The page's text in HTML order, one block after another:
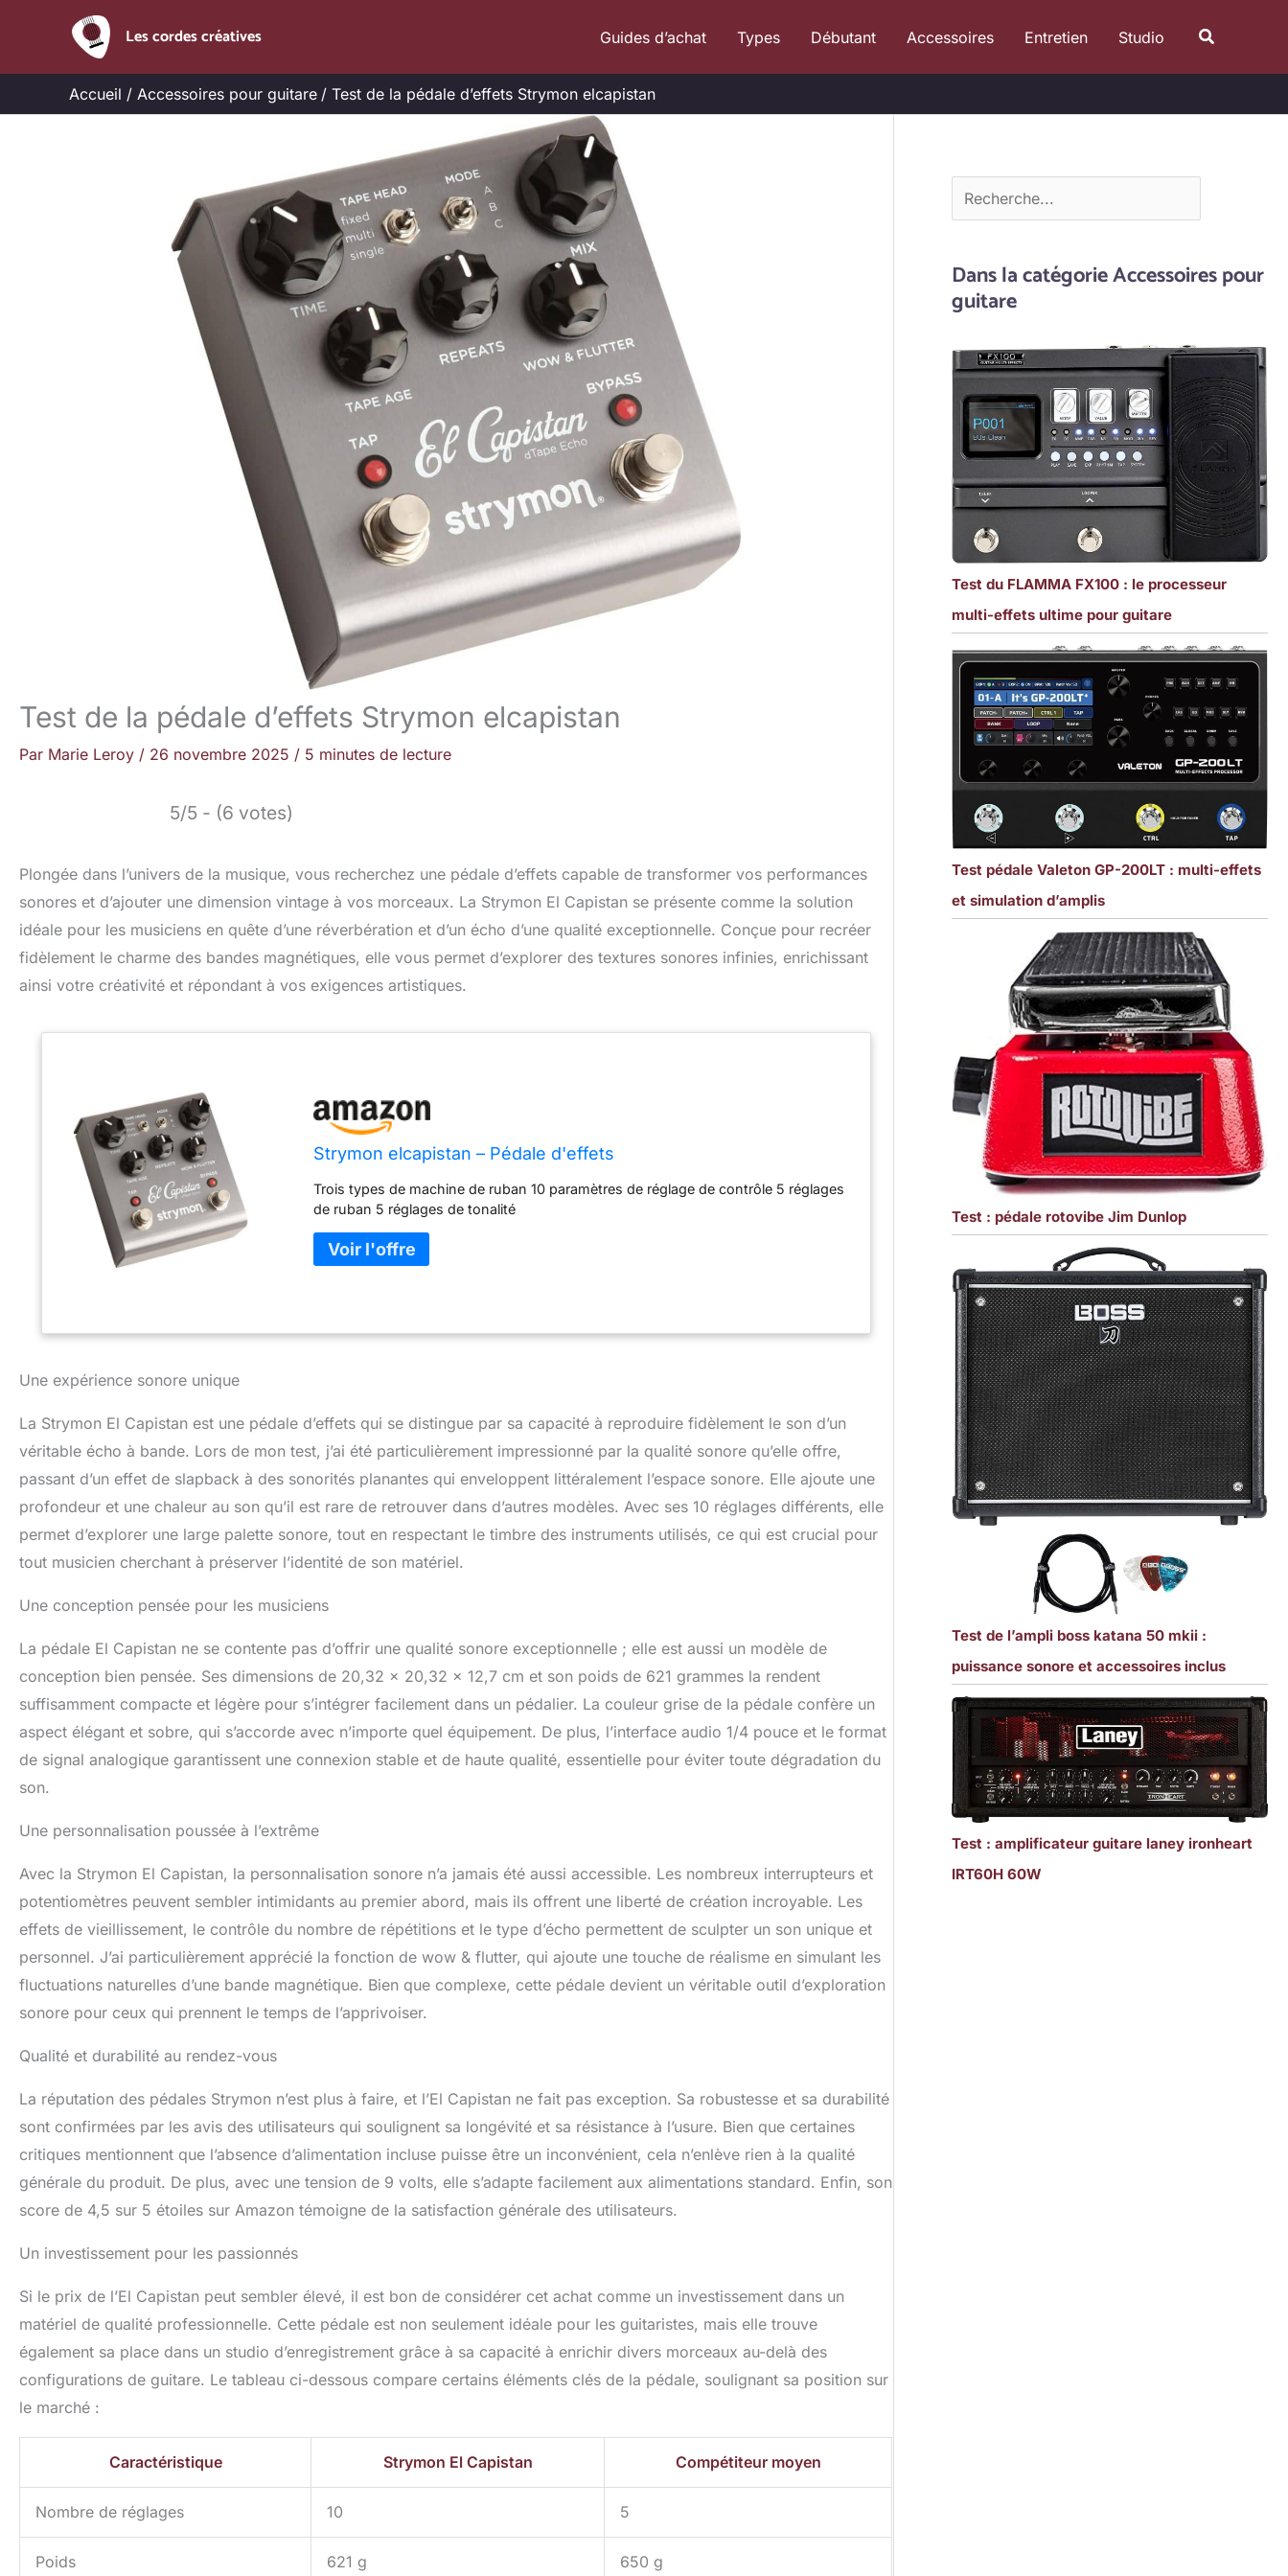
Les cordes créatives Guides d’achat Types Débutant Accessoires Entretien Studio
Accueil Accessoires pour guitare Test de la pédale d’effets Strymon elcapistan
Test de la pédale d’effets Strymon elcapistan
Par Marie Leroy / 26 novembre 2025 / 5 minutes de lecture
5/5 - (6 votes)
Plongée dans l’univers de la musique, vous recherchez une pédale d’effets capable de transformer vos performances
sonores et d’ajouter une dimension vintage à vos morceaux. La Strymon El Capistan se présente comme la solution
idéale pour les musiciens en quête d’une réverbération et d’un écho d’une qualité exceptionnelle. Conçue pour recréer
fidèlement le charme des bandes magnétiques, elle vous permet d’explorer des textures sonores infinies, enrichissant
ainsi votre créativité et répondant à vos exigences artistiques.
Strymon elcapistan – Pédale d'effets
Trois types de machine de ruban 10 paramètres de réglage de contrôle 5 réglages
de ruban 5 réglages de tonalité
Une expérience sonore unique
La Strymon El Capistan est une pédale d’effets qui se distingue par sa capacité à reproduire fidèlement le son d’un
véritable écho à bande. Lors de mon test, j’ai été particulièrement impressionné par la qualité sonore qu’elle offre,
passant d’un effet de slapback à des sonorités planantes qui enveloppent littéralement l’espace sonore. Elle ajoute une
profondeur et une chaleur au son qu’il est rare de retrouver dans d’autres modèles. Avec ses 10 réglages différents, elle
permet d’explorer une large palette sonore, tout en respectant le timbre des instruments utilisés, ce qui est crucial pour
tout musicien cherchant à préserver l’identité de son matériel.
Une conception pensée pour les musiciens
La pédale El Capistan ne se contente pas d’offrir une qualité sonore exceptionnelle ; elle est aussi un modèle de
conception bien pensée. Ses dimensions de 20,32 x 20,32 x 12,7 cm et son poids de 621 grammes la rendent
suffisamment compacte et légère pour s’intégrer facilement dans un pédalier. La couleur grise de la pédale confère un
aspect élégant et sobre, qui s’accorde avec n’importe quel équipement. De plus, l’interface audio 1/4 pouce et le format
de signal analogique garantissent une connexion stable et de haute qualité, essentielle pour éviter toute dégradation du
son.
Une personnalisation poussée à l’extrême
Avec la Strymon El Capistan, la personnalisation sonore n’a jamais été aussi accessible. Les nombreux interrupteurs et
potentiomètres peuvent sembler intimidants au premier abord, mais ils offrent une liberté de création incroyable. Les
effets de vieillissement, le contrôle du nombre de répétitions et le type d’écho permettent de sculpter un son unique et
personnel. J’ai particulièrement apprécié la fonction de wow & flutter, qui ajoute une touche de réalisme en simulant les
fluctuations naturelles d’une bande magnétique. Bien que complexe, cette pédale devient un véritable outil d’exploration
sonore pour ceux qui prennent le temps de l’apprivoiser.
Qualité et durabilité au rendez-vous
La réputation des pédales Strymon n’est plus à faire, et l’El Capistan ne fait pas exception. Sa robustesse et sa durabilité
sont confirmées par les avis des utilisateurs qui soulignent sa longévité et sa résistance à l’usure. Bien que certaines
critiques mentionnent que l’absence d’alimentation incluse puisse être un inconvénient, cela n’enlève rien à la qualité
générale du produit. De plus, avec une tension de 9 volts, elle s’adapte facilement aux alimentations standard. Enfin, son
score de 4,5 sur 5 étoiles sur Amazon témoigne de la satisfaction générale des utilisateurs.
Un investissement pour les passionnés
Si le prix de l’El Capistan peut sembler élevé, il est bon de considérer cet achat comme un investissement dans un
matériel de qualité professionnelle. Cette pédale est non seulement idéale pour les guitaristes, mais elle trouve
également sa place dans un studio d’enregistrement grâce à sa capacité à enrichir divers morceaux au-delà des
configurations de guitare. Le tableau ci-dessous compare certains éléments clés de la pédale, soulignant sa position sur
le marché :
Caractéristique Strymon El Capistan Compétiteur moyen
Nombre de réglages 10 5
Poids 621 g 650 g
e
c
Dans la catégorie Accessoires pour
guitare
Test du FLAMMA FX100 : le processeur
multi-effets ultime pour guitare
Test pédale Valeton GP-200LT : multi-effets
et simulation d’amplis
Test : pédale rotovibe Jim Dunlop
Test de l’ampli boss katana 50 mkii :
puissance sonore et accessoires inclus
Test : amplificateur guitare laney ironheart
IRT60H 60W